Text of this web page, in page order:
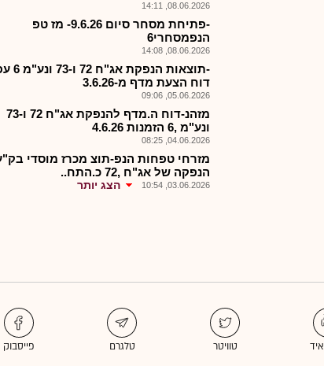
08.06.2026, 14:11
-פתיחת מסחר סיום 9.6.26- מז טפ
הנפמסחרי6
08.06.2026, 14:08
-תוצאות
דוח הצעת מדף מ-3.6.26
05.06.2026, 09:06
מזהנ-דוח ה.מדף להנפקת אג"ח 72 ו-73
ונע"מ ,6 הזמנות 4.6.26
04.06.2026, 08:25
מזרחי טפחות הנפ-תוצ מכרז מוסדי
הנפקה של אג"ח ,72 כ.התח..
03.06.2026, 10:54 הצג יותר